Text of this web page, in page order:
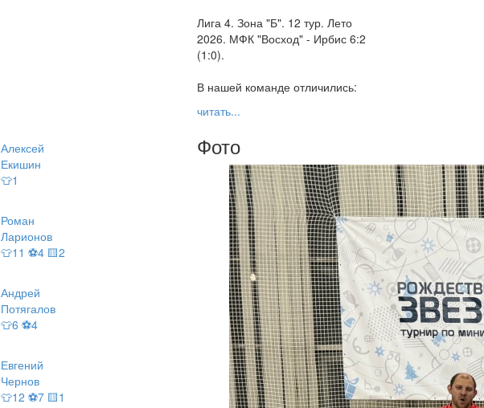
Алексей
Екишин
👕1
Роман
Ларионов
👕11 ⚽4 🟨2
Андрей
Потягалов
👕6 ⚽4
Евгений
Чернов
👕12 ⚽7 🟨1
Лига 4. Зона "Б". 12 тур. Лето
2026. МФК "Восход" - Ирбис 6:2
(1:0).
В нашей команде отличились:
читать...
Фото